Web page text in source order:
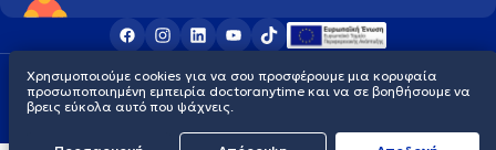
Οροι χρήσηςCookiesΠολιτική προστασίας προσωπικού απορρήτου
© 2026 doctoranytime
Χρησιμοποιούμε cookies για να σου προσφέρουμε μια κορυφαία
προσωποποιημένη εμπειρία doctoranytime και να σε βοηθήσουμε να
βρεις εύκολα αυτό που ψάχνεις.